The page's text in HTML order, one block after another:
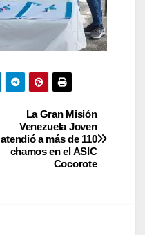
La Gran Misión
Venezuela Joven
atendió a más de 110
chamos en el ASIC
Cocorote